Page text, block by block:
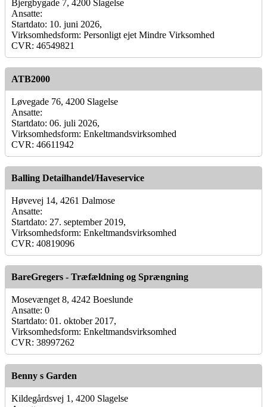
Bjergbygade 7, 4200 Slagelse
Ansatte:
Startdato: 10. juni 2026,
Virksomhedsform: Personligt ejet Mindre Virksomhed
CVR: 46549821
ATB2000
Løvegade 76, 4200 Slagelse
Ansatte:
Startdato: 06. juli 2026,
Virksomhedsform: Enkeltmandsvirksomhed
CVR: 46611942
Balling Detailhandel/Haveservice
Høvevej 14, 4261 Dalmose
Ansatte:
Startdato: 27. september 2019,
Virksomhedsform: Enkeltmandsvirksomhed
CVR: 40819096
BareGregers - Træfældning og Sprængning
Mosevænget 8, 4242 Boeslunde
Ansatte: 0
Startdato: 01. oktober 2017,
Virksomhedsform: Enkeltmandsvirksomhed
CVR: 38997262
Benny s Garden
Kildegårdsvej 1, 4200 Slagelse